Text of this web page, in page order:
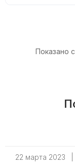
Показано
22 марта 2023